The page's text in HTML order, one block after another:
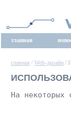
главная
главная / Web-дизайн /
На некоторых